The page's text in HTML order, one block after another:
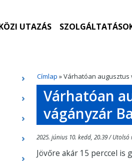
UTAZÁS
Címlap » Várhatóan
Várhatóan
vágányzár
2025. június 10. kedd, 20.39 /
Jövőre akár 15 perccel is